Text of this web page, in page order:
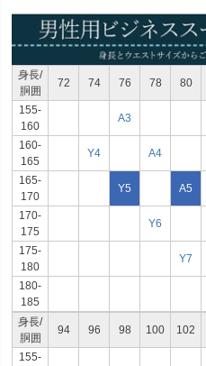
身長/
胴囲
72 74 76 78 80
155-
160
A3
160-
165
Y4 A4
165-
170
Y5 A5
170-
175
Y6
175-
180
Y7
180-
185
身長/
胴囲
94 96 98 100 102
155-